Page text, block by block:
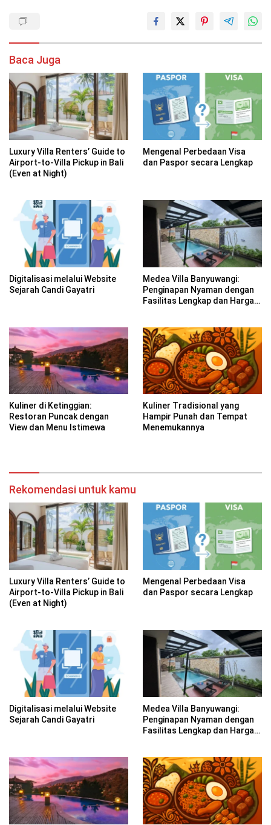
Baca Juga
Luxury Villa Renters’ Guide to
Airport-to-Villa Pickup in Bali
(Even at Night)
Mengenal Perbedaan Visa
dan Paspor secara Lengkap
Digitalisasi melalui Website
Sejarah Candi Gayatri
Medea Villa Banyuwangi:
Penginapan Nyaman dengan
Fasilitas Lengkap dan Harga
Kuliner di Ketinggian:
Restoran Puncak dengan
View dan Menu Istimewa
Kuliner Tradisional yang
Hampir Punah dan Tempat
Menemukannya
Rekomendasi untuk kamu
Luxury Villa Renters’ Guide to
Airport-to-Villa Pickup in Bali
(Even at Night)
Mengenal Perbedaan Visa
dan Paspor secara Lengkap
Digitalisasi melalui Website
Sejarah Candi Gayatri
Medea Villa Banyuwangi:
Penginapan Nyaman dengan
Fasilitas Lengkap dan Harga